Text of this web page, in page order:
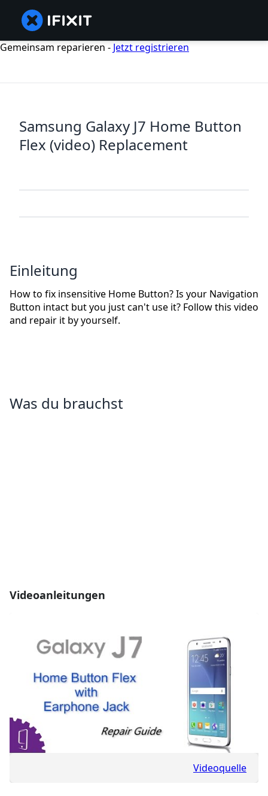
Gemeinsam reparieren - Jetzt registrieren
Samsung Galaxy J7 Home Button
Flex (video) Replacement
Einleitung
How to fix insensitive Home Button? Is your Navigation
Button intact but you just can't use it? Follow this video
and repair it by yourself.
Was du brauchst
Videoanleitungen
Videoquelle